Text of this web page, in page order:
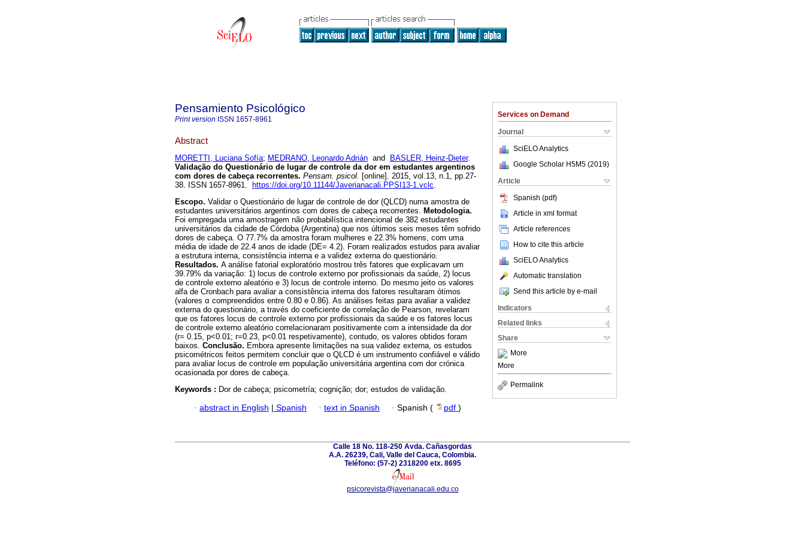
Services on Demand
Journal
SciELO Analytics
Google Scholar H5M5 (2019)
Article
Spanish (pdf)
Article in xml format
Article references
How to cite this article
SciELO Analytics
Automatic translation
Send this article by e-mail
Indicators
Related links
Share
More
More
Permalink
Pensamiento Psicológico
Print version ISSN 1657-8961
Abstract
MORETTI, Luciana Sofía; MEDRANO, Leonardo Adrián and BASLER, Heinz-Dieter.
Validação do Questionário de lugar de controle da dor em estudantes argentinos
com dores de cabeça recorrentes. Pensam. psicol. [online]. 2015, vol.13, n.1, pp.27-
38. ISSN 1657-8961.
https://doi.org/10.11144/Javerianacali.PPSI13-1.vclc.
Escopo. Validar o Questionário de lugar de controle de dor (QLCD) numa amostra de
estudantes universitários argentinos com dores de cabeça recorrentes. Metodologia.
Foi empregada uma amostragem não probabilística intencional de 382 estudantes
universitários da cidade de Córdoba (Argentina) que nos últimos seis meses têm sofrido
dores de cabeça. O 77.7% da amostra foram mulheres e 22.3% homens, com uma
média de idade de 22.4 anos de idade (DE= 4.2). Foram realizados estudos para avaliar
a estrutura interna, consistência interna e a validez externa do questionário.
Resultados. A análise fatorial exploratório mostrou três fatores que explicavam um
39.79% da variação: 1) locus de controle externo por profissionais da saúde, 2) locus
de controle externo aleatório e 3) locus de controle interno. Do mesmo jeito os valores
alfa de Cronbach para avaliar a consistência interna dos fatores resultaram ótimos
(valores α compreendidos entre 0.80 e 0.86). As análises feitas para avaliar a validez
externa do questionário, a través do coeficiente de correlação de Pearson, revelaram
que os fatores locus de controle externo por profissionais da saúde e os fatores locus
de controle externo aleatório correlacionaram positivamente com a intensidade da dor
(r= 0.15, p<0.01; r=0.23, p<0.01 respetivamente), contudo, os valores obtidos foram
baixos. Conclusão. Embora apresente limitações na sua validez externa, os estudos
psicométricos feitos permitem concluir que o QLCD é um instrumento confiável e válido
para avaliar locus de controle em população universitária argentina com dor crónica
ocasionada por dores de cabeça.
Keywords : Dor de cabeça; psicometría; cognição; dor; estudos de validação.
· abstract in English | Spanish · text in Spanish · Spanish ( pdf )
Calle 18 No. 118-250 Avda. Cañasgordas
A.A. 26239, Cali, Valle del Cauca, Colombia.
Teléfono: (57-2) 2318200 etx. 8695
psicorevista@javerianacali.edu.co